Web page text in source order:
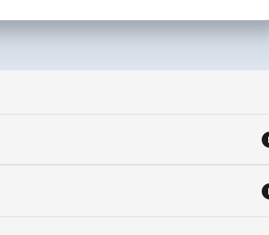
fines de obtener ingresos).